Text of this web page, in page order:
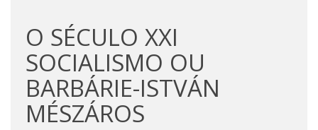
O SÉCULO XXI
SOCIALISMO OU
BARBÁRIE-ISTVÁN
MÉSZÁROS